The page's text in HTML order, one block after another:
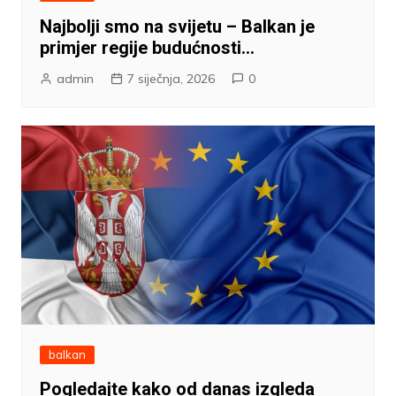
Najbolji smo na svijetu – Balkan je
primjer regije budućnosti…
admin 7 siječnja, 2026 0
balkan
Pogledajte kako od danas izgleda